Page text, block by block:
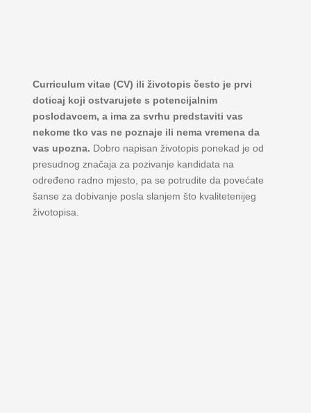
Curriculum vitae (CV) ili životopis često je prvi
doticaj koji ostvarujete s potencijalnim
poslodavcem, a ima za svrhu predstaviti vas
nekome tko vas ne poznaje ili nema vremena da
vas upozna. Dobro napisan životopis ponekad je od
presudnog značaja za pozivanje kandidata na
određeno radno mjesto, pa se potrudite da povećate
šanse za dobivanje posla slanjem što kvalitetenijeg
životopisa.